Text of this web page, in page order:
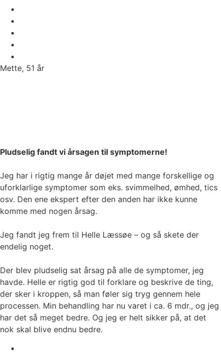
Mette, 51 år
Pludselig fandt vi årsagen til symptomerne!
Jeg har i rigtig mange år døjet med mange forskellige og
uforklarlige symptomer som eks. svimmelhed, ømhed, tics
osv. Den ene ekspert efter den anden har ikke kunne
komme med nogen årsag.
Jeg fandt jeg frem til Helle Læssøe – og så skete der
endelig noget.
Der blev pludselig sat årsag på alle de symptomer, jeg
havde. Helle er rigtig god til forklare og beskrive de ting,
der sker i kroppen, så man føler sig tryg gennem hele
processen. Min behandling har nu varet i ca. 6 mdr., og jeg
har det så meget bedre. Og jeg er helt sikker på, at det
nok skal blive endnu bedre.